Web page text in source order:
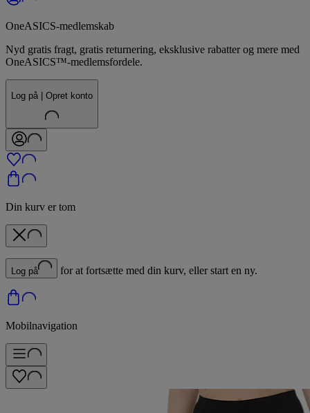
OneASICS-medlemskab
Nyd gratis fragt, gratis returnering, eksklusive rabatter og mere med
OneASICS™-medlemsfordele.
Log på | Opret konto
Din kurv er tom
Log på for at fortsætte med din kurv, eller start en ny.
Mobilnavigation